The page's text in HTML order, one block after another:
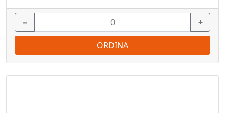
− +
ORDINA